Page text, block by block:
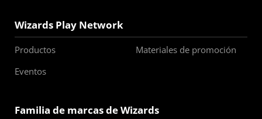
Wizards Play Network
Productos
Materiales de promoción
Eventos
Familia de marcas de Wizards